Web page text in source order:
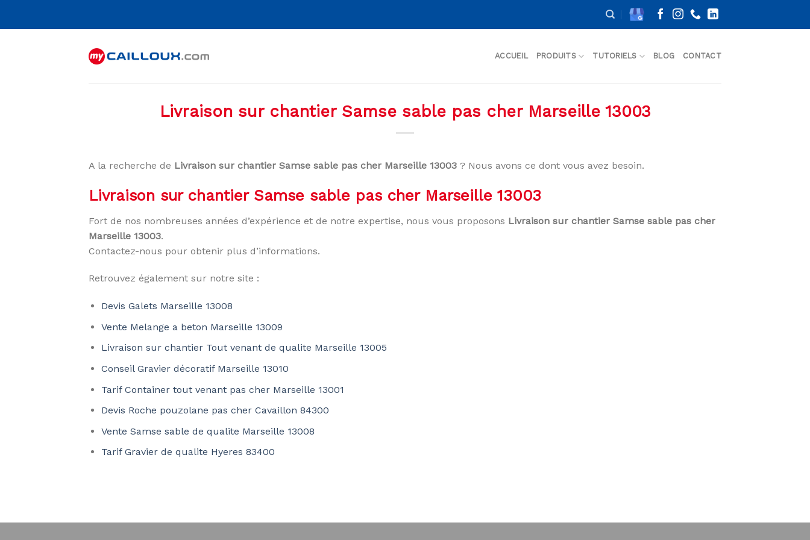
ACCUEIL PRODUITS TUTORIELS BLOG CONTACT
Livraison sur chantier Samse sable pas cher Marseille 13003
A la recherche de Livraison sur chantier Samse sable pas cher Marseille 13003 ? Nous avons ce dont vous avez besoin.
Livraison sur chantier Samse sable pas cher Marseille 13003
Fort de nos nombreuses années d’expérience et de notre expertise, nous vous proposons Livraison sur chantier Samse sable pas cher
Marseille 13003.
Contactez-nous pour obtenir plus d’informations.
Retrouvez également sur notre site :
Devis Galets Marseille 13008
Vente Melange a beton Marseille 13009
Livraison sur chantier Tout venant de qualite Marseille 13005
Conseil Gravier décoratif Marseille 13010
Tarif Container tout venant pas cher Marseille 13001
Devis Roche pouzolane pas cher Cavaillon 84300
Vente Samse sable de qualite Marseille 13008
Tarif Gravier de qualite Hyeres 83400